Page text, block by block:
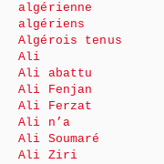
algérienne
algériens
Algérois tenus
Ali
Ali abattu
Ali Fenjan
Ali Ferzat
Ali n’a
Ali Soumaré
Ali Ziri